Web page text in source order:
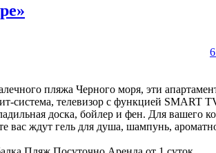
пляжа Черного моря, эти
система, телевизор с функцией
доска, бойлер и фен. Для
вас ждут гель для душа, шампунь,